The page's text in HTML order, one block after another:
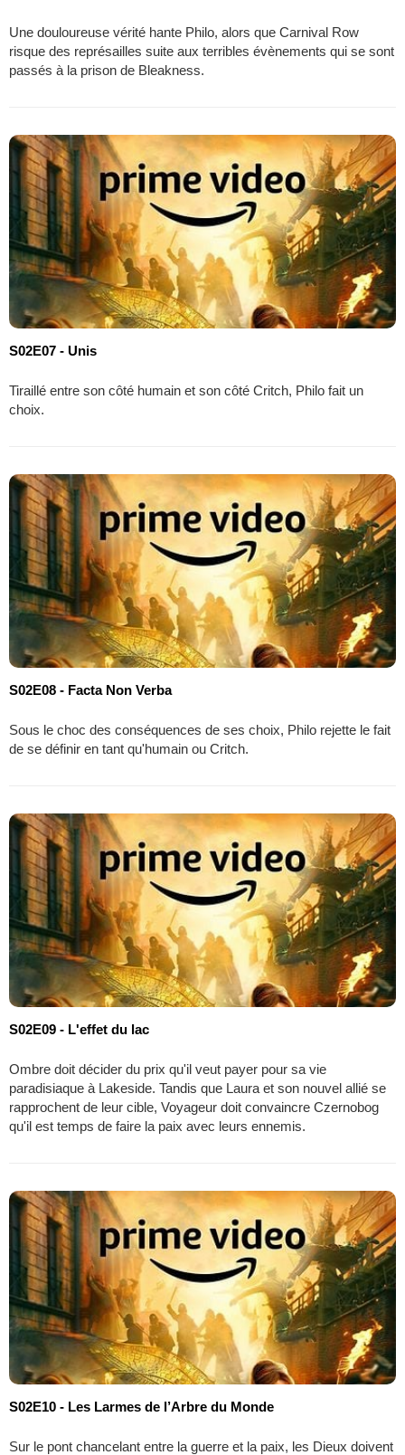
Une douloureuse vérité hante Philo, alors que Carnival Row
risque des représailles suite aux terribles évènements qui se sont
passés à la prison de Bleakness.
S02E07 - Unis
Tiraillé entre son côté humain et son côté Critch, Philo fait un
choix.
S02E08 - Facta Non Verba
Sous le choc des conséquences de ses choix, Philo rejette le fait
de se définir en tant qu'humain ou Critch.
S02E09 - L'effet du lac
Ombre doit décider du prix qu'il veut payer pour sa vie
paradisiaque à Lakeside. Tandis que Laura et son nouvel allié se
rapprochent de leur cible, Voyageur doit convaincre Czernobog
qu'il est temps de faire la paix avec leurs ennemis.
S02E10 - Les Larmes de l’Arbre du Monde
Sur le pont chancelant entre la guerre et la paix, les Dieux doivent